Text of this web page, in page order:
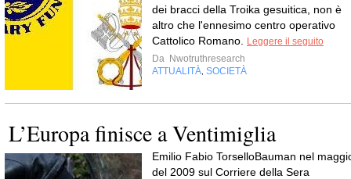
dei bracci della Troika gesuitica, non è
altro che l'ennesimo centro operativo
Cattolico Romano.
Leggere il seguito
Da Nwotruthresearch
ATTUALITÀ SOCIETÀ
L’Europa finisce a Ventimiglia
Emilio Fabio TorselloBauman nel
del 2009 sul Corriere della Sera